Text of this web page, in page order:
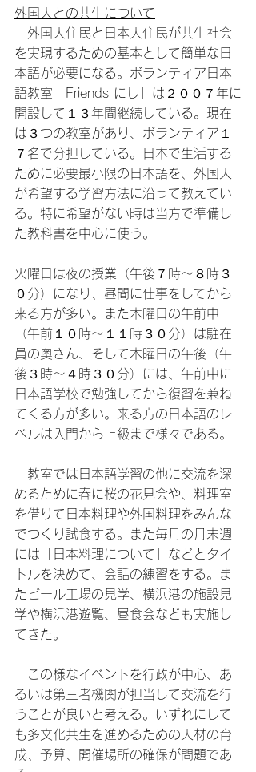
外国人との共生について
外国人住民と日本人住民が共生社会
を実現するための基本として簡単な日
本語が必要になる。ボランティア日本
語教室「Friends にし」は２００７年に
開設して１３年間継続している。現在
は３つの教室があり、ボランティア１
７名で分担している。日本で生活する
ために必要最小限の日本語を、外国人
が希望する学習方法に沿って教えてい
る。特に希望がない時は当方で準備し
た教科書を中心に使う。
火曜日は夜の授業（午後７時～８時３
０分）になり、昼間に仕事をしてから
来る方が多い。また木曜日の午前中
（午前１０時～１１時３０分）は駐在
員の奥さん、そして木曜日の午後（午
後３時～４時３０分）には、午前中に
日本語学校で勉強してから復習を兼ね
てくる方が多い。来る方の日本語のレ
ベルは入門から上級まで様々である。
教室では日本語学習の他に交流を深
めるために春に桜の花見会や、料理室
を借りて日本料理や外国料理をみんな
でつくり試食する。また毎月の月末週
には「日本料理について」などとタイ
トルを決めて、会話の練習をする。ま
たビール工場の見学、横浜港の施設見
学や横浜港遊覧、昼食会なども実施し
てきた。
この様なイベントを行政が中心、あ
るいは第三者機関が担当して交流を行
うことが良いと考える。いずれにして
も多文化共生を進めるための人材の育
成、予算、開催場所の確保が問題であ